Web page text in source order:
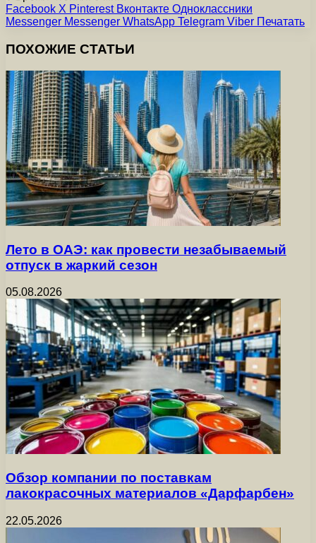
Facebook X Pinterest Вконтакте Одноклассники
Messenger Messenger WhatsApp Telegram Viber Печатать
ПОХОЖИЕ СТАТЬИ
Лето в ОАЭ: как провести незабываемый
отпуск в жаркий сезон
05.08.2026
Обзор компании по поставкам
лакокрасочных материалов «Дарфарбен»
22.05.2026